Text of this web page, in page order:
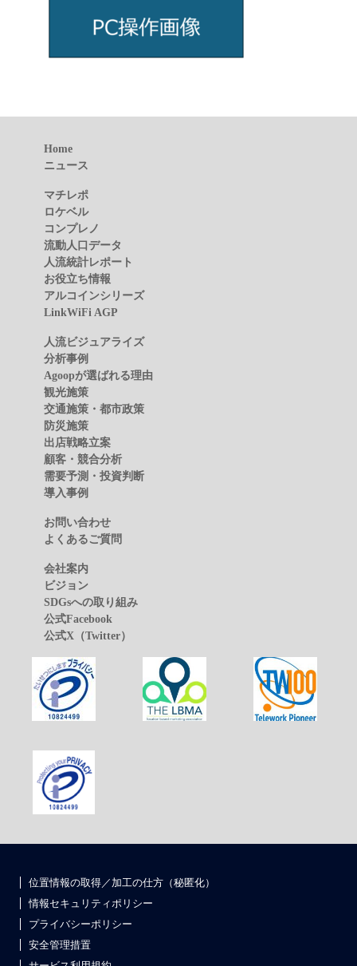
Home
ニュース
マチレポ
ロケベル
コンプレノ
流動人口データ
人流統計レポート
お役立ち情報
アルコインシリーズ
LinkWiFi AGP
人流ビジュアライズ
分析事例
Agoopが選ばれる理由
観光施策
交通施策・都市政策
防災施策
出店戦略立案
顧客・競合分析
需要予測・投資判断
導入事例
お問い合わせ
よくあるご質問
会社案内
ビジョン
SDGsへの取り組み
公式Facebook
公式X（Twitter）
位置情報の取得／加工の仕方（秘匿化）
情報セキュリティポリシー
プライバシーポリシー
安全管理措置